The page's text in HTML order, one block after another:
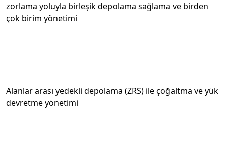
zorlama yoluyla birleşik depolama sağlama ve birden
çok birim yönetimi
Alanlar arası yedekli depolama (ZRS) ile çoğaltma ve yük
devretme yönetimi